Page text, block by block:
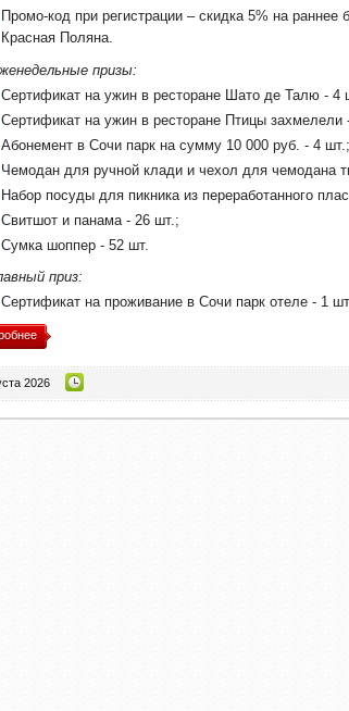
Промо-код при регистрации – скидка 5% на раннее
Красная Поляна.
призы:
Сертификат на ужин в ресторане Шато де Талю - 4
Сертификат на ужин в ресторане Птицы захмелели
Абонемент в Сочи парк на сумму 10 000 руб. - 4 шт.;
Чемодан для ручной клади и чехол для чемодана
Набор посуды для пикника из переработанного
Свитшот и панама - 26 шт.;
Сумка шоппер - 52 шт.
приз:
Сертификат на проживание в Сочи парк отеле - 1
2026